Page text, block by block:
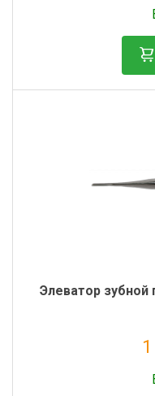
Элеватор зубной